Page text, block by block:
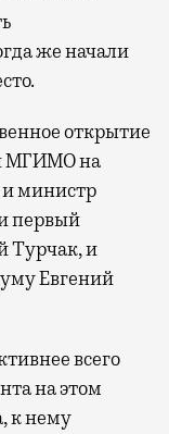
же начали
открытие
МГИМО на
и министр
первый
Турчак, и
Евгений
всего
на этом
к нему